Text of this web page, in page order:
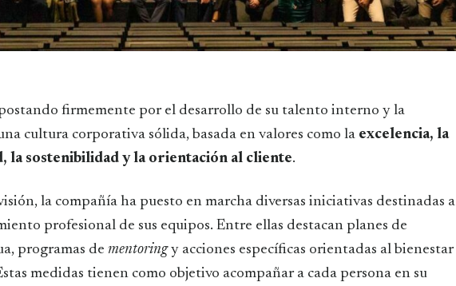
cultura corporativa sólida, basada en valores como la excelencia, la
la sostenibilidad y la orientación al cliente.
la compañía ha puesto en marcha diversas iniciativas destinadas a
profesional de sus equipos. Entre ellas destacan planes de
programas de mentoringy acciones específicas orientadas al bienestar
medidas tienen como objetivo acompañar a cada persona en su